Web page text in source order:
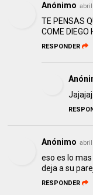
Anónimo abril
TE PENSAS
COME DIEGO
RESPONDER
Anónimo abril
eso es lo
deja a su
RESPONDER